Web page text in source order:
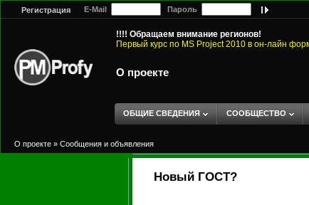
Регистрация E-Mail Пароль
!!!! Обращаем внимание регионов!
Первый курс по MS Project 2010 в он-лайн
О проекте
ОБЩИЕ СВЕДЕНИЯ СООБЩЕСТВО
О проекте » Сообщения и объявления
Новый ГОСТ?